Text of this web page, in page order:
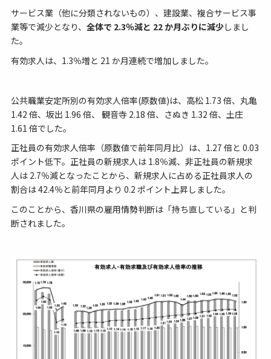
サービス業（他に分類されないもの）、建設業、複合サービス事
業等で減少となり、 全体で 2.3％減と 22 か月ぶりに減少しまし
た。
有効求人は、1.3％増と 21 か月連続で増加しました。
公共職業安定所別の有効求人倍率(原数値)は、高松 1.73 倍、丸亀
1.42 倍、坂出 1.96 倍、 観音寺 2.18 倍、さぬき 1.32 倍、土庄
1.61 倍でした。
正社員の有効求人倍率（原数値で前年同月比）は、1.27 倍と 0.03
ポイント低下。正社員の新規求人は 1.8％減、非正社員の新規求
人は 2.7％減となったことから、新規求人に占める正社員求人の
割合は 42.4％と前年同月より 0.2 ポイント上昇しました。
このことから、香川県の雇用情勢判断は「持ち直している」と判
断されました。